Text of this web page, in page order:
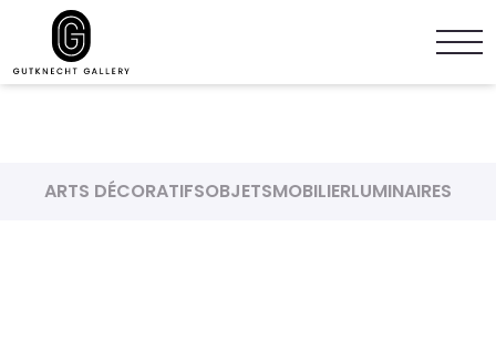
ARTS DÉCORATIFSOBJETSMOBILIERLUMINAIRES